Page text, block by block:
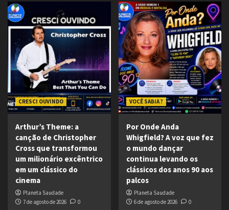
CRESCI OUVINDO
Arthur’s Theme: a
canção de Christopher
Cross que transformou
um milionário excêntrico
em um clássico do
cinema
Planeta Saudade
7 de agosto de 2026
0
VOCÊ SABIA ?
Por Onde Anda
Whigfield? A voz que fez
o mundo dançar
continua levando os
clássicos dos anos 90 aos
palcos
Planeta Saudade
6 de agosto de 2026
0